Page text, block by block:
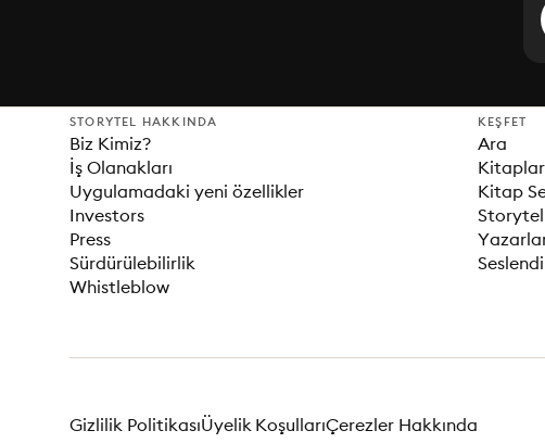
STORYTEL HAKKINDA
Biz Kimiz?
İş Olanakları
Uygulamadaki yeni özellikler
Investors
Press
Sürdürülebilirlik
Whistleblow
KEŞFET
Ara
Kitaplar
Kitap
Gizlilik PolitikasıÜyelik KoşullarıÇerezler Hakkında